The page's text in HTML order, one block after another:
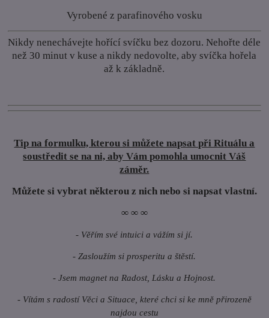
Vyrobené z parafinového vosku
Nikdy nenechávejte hořící svíčku bez dozoru. Nehořte déle
než 30 minut v kuse a nikdy nedovolte, aby svíčka hořela
až k základně.
Tip na formulku, kterou si můžete napsat při Rituálu a
soustředit se na ni, aby Vám pomohla umocnit Váš
záměr.
Můžete si vybrat některou z nich nebo si napsat vlastní.
∞ ∞ ∞
- Věřím své intuici a vážím si jí.
- Zasloužím si prosperitu a štěstí.
- Jsem magnet na Radost, Lásku a Hojnost.
- Vítám s radostí Věci a Situace, které chci si ke mně přirozeně
najdou cestu